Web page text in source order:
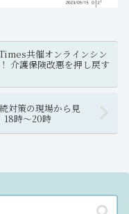
共催オンラインシン
介護保険改悪を押し戻す
対策の現場から見
18時～20時